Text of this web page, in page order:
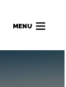
MENU